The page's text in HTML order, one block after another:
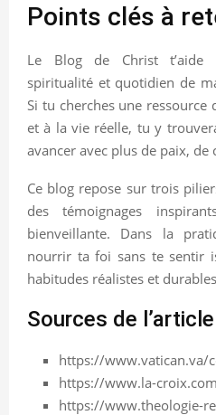
Points clés à
Le Blog de Christ t’aide
spiritualité et quotidien de
Si tu cherches une
et à la vie réelle, tu y
avancer avec plus de paix, de
Ce blog repose sur trois
des témoignages
bienveillante. Dans la
nourrir ta foi sans te sentir
habitudes réalistes et
Sources de l’article
https://www.vatican.va/
https://www.la-croix.com
https://www.theologie-